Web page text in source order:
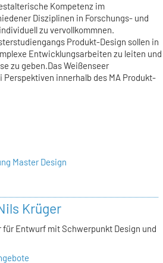
Kompetenz im
Disziplinen in Forschungs- und
zu vervollkommnen.
Produkt-Design sollen in
Entwicklungsarbeiten zu leiten und
zu geben.Das Weißenseer
innerhalb des MA Produkt-
Master Design
Krüger
für Entwurf mit Schwerpunkt Design und